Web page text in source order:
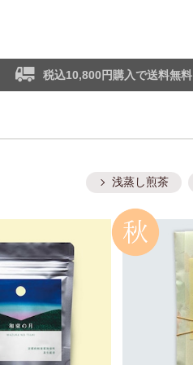
税込10,800円購入で送料無料
浅蒸し煎茶